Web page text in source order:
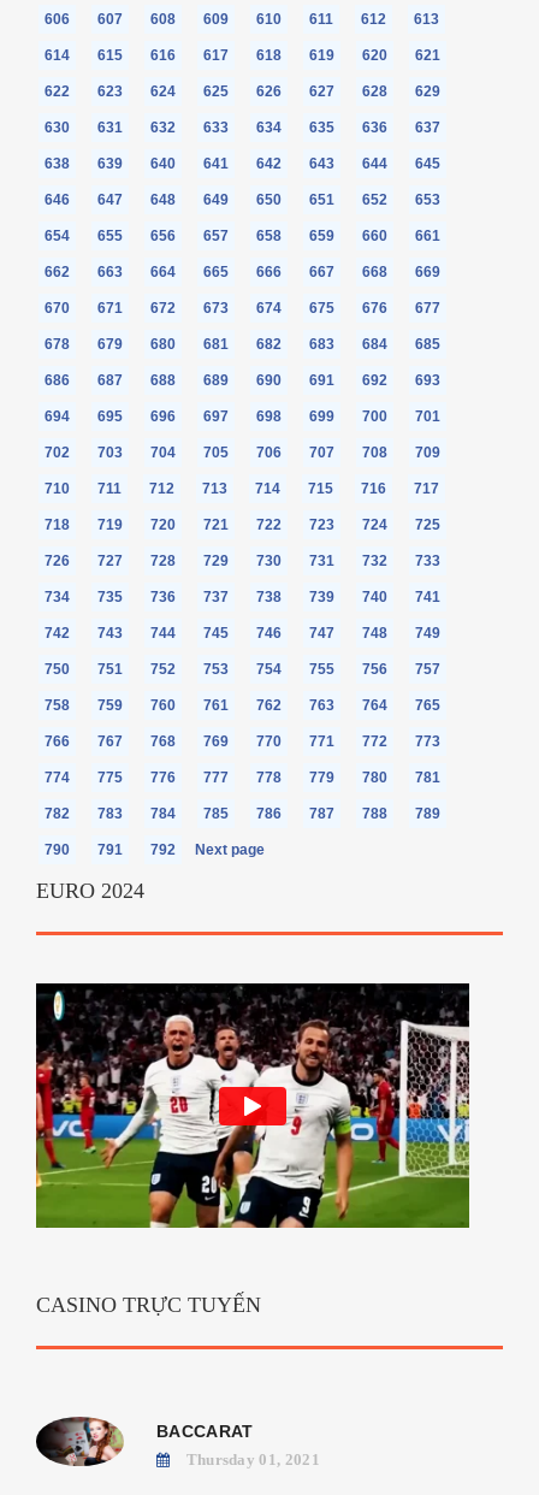
606 607 608 609 610 611 612 613
614 615 616 617 618 619 620 621
622 623 624 625 626 627 628 629
630 631 632 633 634 635 636 637
638 639 640 641 642 643 644 645
646 647 648 649 650 651 652 653
654 655 656 657 658 659 660 661
662 663 664 665 666 667 668 669
670 671 672 673 674 675 676 677
678 679 680 681 682 683 684 685
686 687 688 689 690 691 692 693
694 695 696 697 698 699 700 701
702 703 704 705 706 707 708 709
710 711 712 713 714 715 716 717
718 719 720 721 722 723 724 725
726 727 728 729 730 731 732 733
734 735 736 737 738 739 740 741
742 743 744 745 746 747 748 749
750 751 752 753 754 755 756 757
758 759 760 761 762 763 764 765
766 767 768 769 770 771 772 773
774 775 776 777 778 779 780 781
782 783 784 785 786 787 788 789
790 791 792 Next page
EURO 2024
CASINO TRỰC TUYẾN
BACCARAT
Thursday 01, 2021